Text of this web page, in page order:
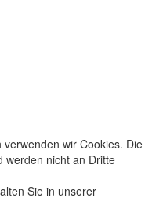
wir Cookies. Die
werden nicht an Dritte
Sie in unserer